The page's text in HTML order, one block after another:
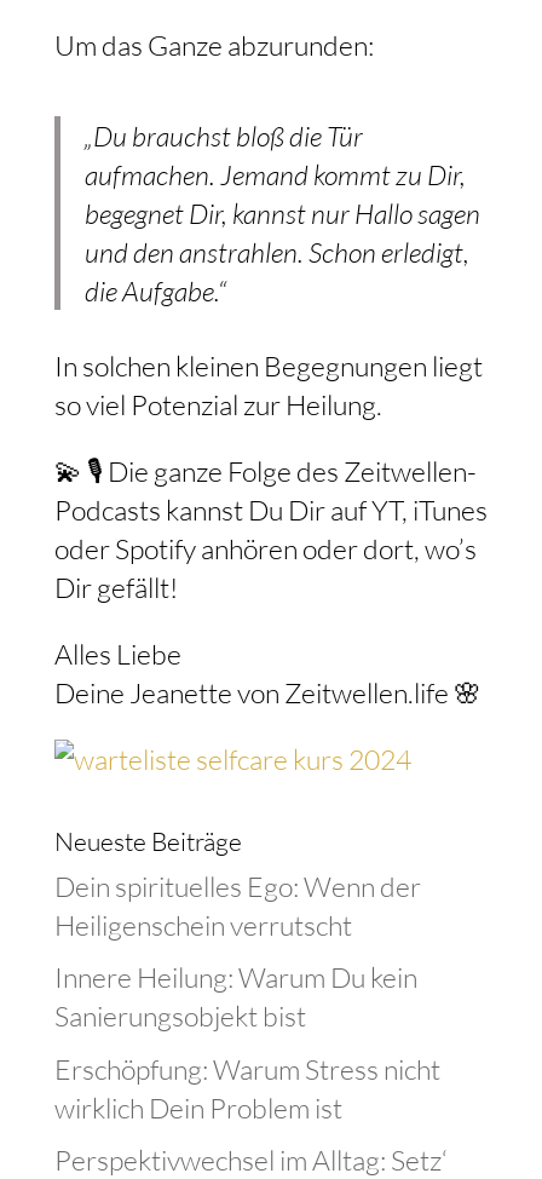
Um das Ganze abzurunden:
„Du brauchst bloß die Tür
aufmachen. Jemand kommt zu Dir,
begegnet Dir, kannst nur Hallo sagen
und den anstrahlen. Schon erledigt,
die Aufgabe.“
In solchen kleinen Begegnungen liegt
so viel Potenzial zur Heilung.
💫 🎙️ Die ganze Folge des Zeitwellen-
Podcasts kannst Du Dir auf YT, iTunes
oder Spotify anhören oder dort, wo’s
Dir gefällt!
Alles Liebe
Deine Jeanette von Zeitwellen.life 🌸
Neueste Beiträge
Dein spirituelles Ego: Wenn der
Heiligenschein verrutscht
Innere Heilung: Warum Du kein
Sanierungsobjekt bist
Erschöpfung: Warum Stress nicht
wirklich Dein Problem ist
Perspektivwechsel im Alltag: Setz‘